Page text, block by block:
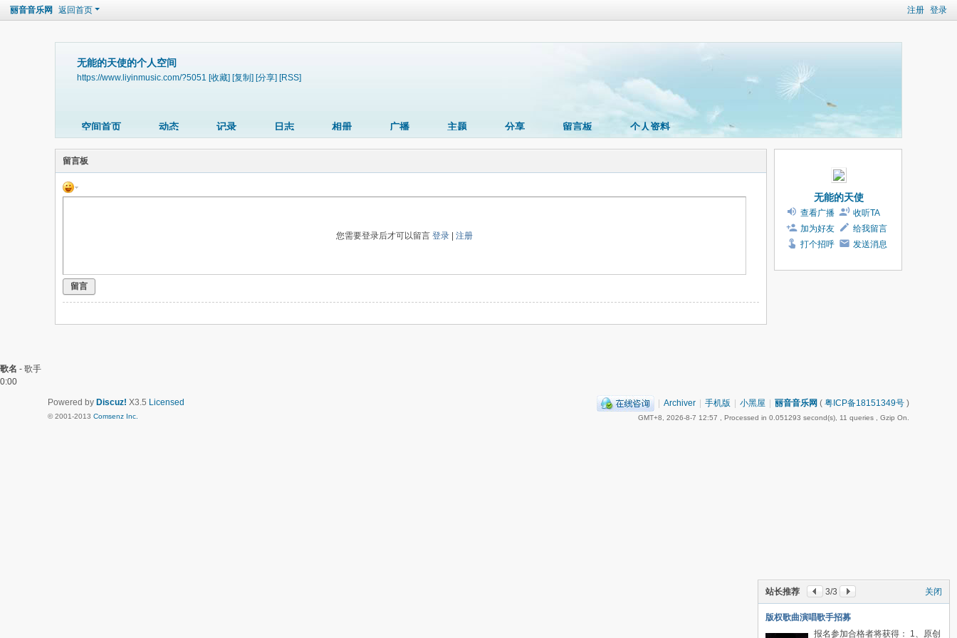
注册 登录
丽音音乐网 返回首页
无能的天使的个人空间
https://www.liyinmusic.com/?5051 [收藏] [复制] [分享] [RSS]
空间首页 动态 记录 日志 相册 广播 主题 分享 留言板 个人资料
留言板
您需要登录后才可以留言登录 |注册
留言
无能的天使
查看广播
收听TA
加为好友
给我留言
打个招呼
发送消息
关闭
站长推荐 1/3
岭南之声传媒招聘人力资源主管HR
歌名 - 歌手
0:00
| Archiver | 手机版 | 小黑屋 | 丽音音乐网 ( 粤ICP备18151349号 )
GMT+8, 2026-8-7 12:57 , Processed in 0.051293 second(s), 11 queries , Gzip On.
Powered by Discuz! X3.5 Licensed
© 2001-2013 Comsenz Inc.